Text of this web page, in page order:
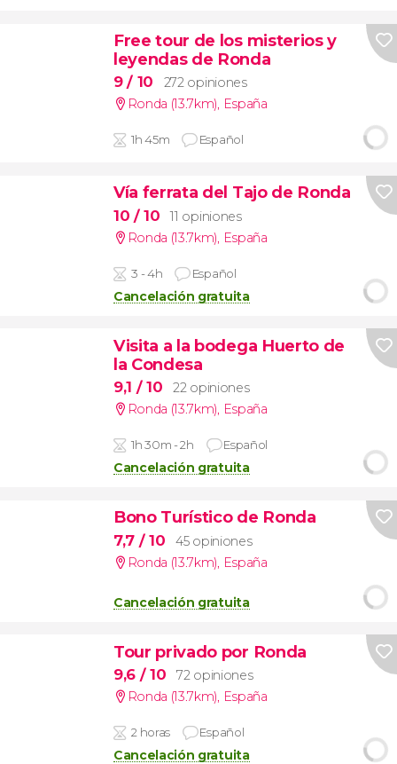
Free tour de los misterios y
leyendas de Ronda
9/ 10
272 opiniones
Ronda (13.7km), España
1h 45m Español
Vía ferrata del Tajo de Ronda
10 / 10
11 opiniones
Ronda (13.7km), España
3 - 4h Español
Cancelación gratuita
Visita a la bodega Huerto de
la Condesa
9,1 / 10
22 opiniones
Ronda (13.7km), España
1h 30m - 2h Español
Cancelación gratuita
Bono Turístico de Ronda
7,7 / 10
45 opiniones
Ronda (13.7km), España
Cancelación gratuita
Tour privado por Ronda
9,6 / 10
72 opiniones
Ronda (13.7km), España
2 horas Español
Cancelación gratuita